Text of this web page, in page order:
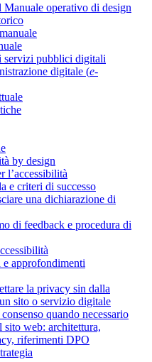
Manuale operativo di design
servizi pubblici digitali
digitale (e-
by design
l’accessibilità
e criteri di successo
una dichiarazione di
di feedback e procedura di
approfondimenti
la privacy sin dalla
sito o servizio digitale
quando necessario
sito web: architettura,
riferimenti DPO